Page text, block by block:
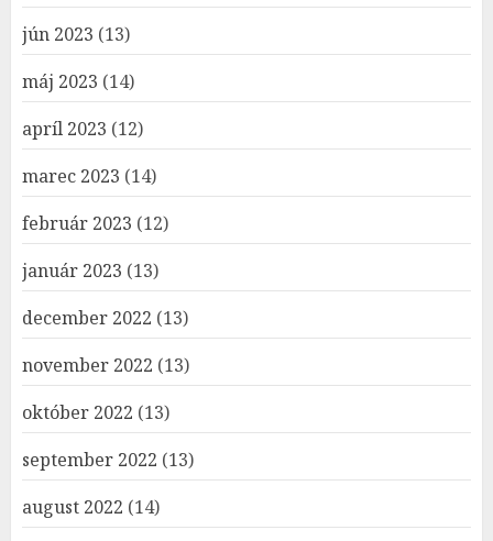
jún 2023 (13)
máj 2023 (14)
apríl 2023 (12)
marec 2023 (14)
február 2023 (12)
január 2023 (13)
december 2022 (13)
november 2022 (13)
október 2022 (13)
september 2022 (13)
august 2022 (14)